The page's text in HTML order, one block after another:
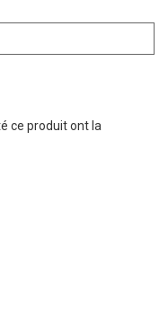
ce produit ont la